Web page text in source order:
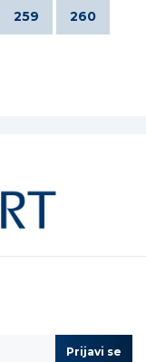
259 260
Prijavi se